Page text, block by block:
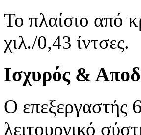
Το πλαίσιο από
χιλ./0,43 ίντσες.
Ισχυρός &
Ο επεξεργαστής
λειτουργικό